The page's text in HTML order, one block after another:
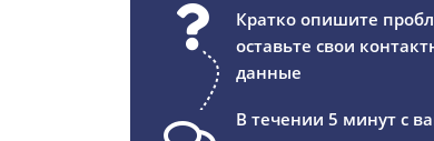
Кратко опишите
оставьте свои
данные
В течении 5 минут с